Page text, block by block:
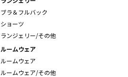
ブラ＆フルバック
ショーツ
ランジェリー/その他
ルームウェア
ルームウェア
ルームウェア/その他